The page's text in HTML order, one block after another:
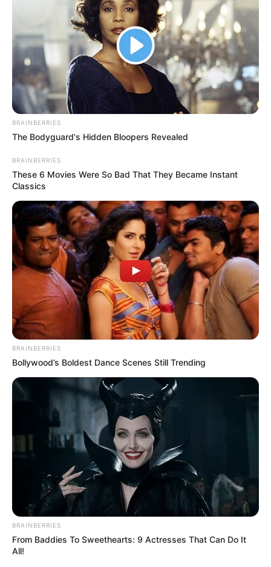
เรื่องอื่นๆ ที่น่าสนใจ
ดวงรายวัน 13 กันยายน 2565
13 ก.ย. 2022
ดวงรายวัน 12 กันยายน 2565
12 ก.ย. 2022
BRAINBERRIES
The Bodyguard's Hidden Bloopers Revealed
BRAINBERRIES
These 6 Movies Were So Bad That They Became Instant
Classics
BRAINBERRIES
Bollywood’s Boldest Dance Scenes Still Trending
BRAINBERRIES
From Baddies To Sweethearts: 9 Actresses That Can Do It
All!